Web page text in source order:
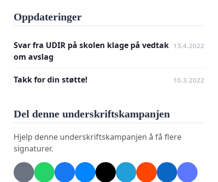
høy kvalitet for de elevene i fylket som ønsker seg
en slik utdanning! Også for næringslivet er det
som kommer flyttende til regionen. Om du er enig
pris på din støtte!
Oppdateringer
Svar fra UDIR på skolen klage på vedtak
om avslag
13.4.2022
Takk for din støtte! 10.3.2022
Del denne underskriftskampanjen
Hjelp denne underskriftskampanjen å få flere
signaturer.